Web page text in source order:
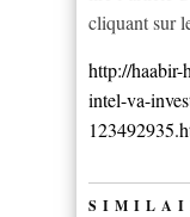
cliquant sur
http://haabir-
intel-va-